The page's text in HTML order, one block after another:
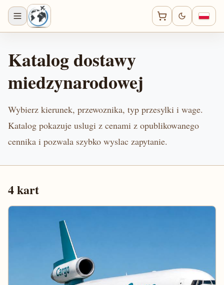
Katalog dostawy
miedzynarodowej
Wybierz kierunek, przewoznika, typ przesylki i wage.
Katalog pokazuje uslugi z cenami z opublikowanego
cennika i pozwala szybko wyslac zapytanie.
4kart